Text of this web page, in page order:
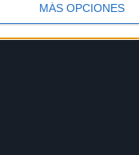
MÁS OPCIONES